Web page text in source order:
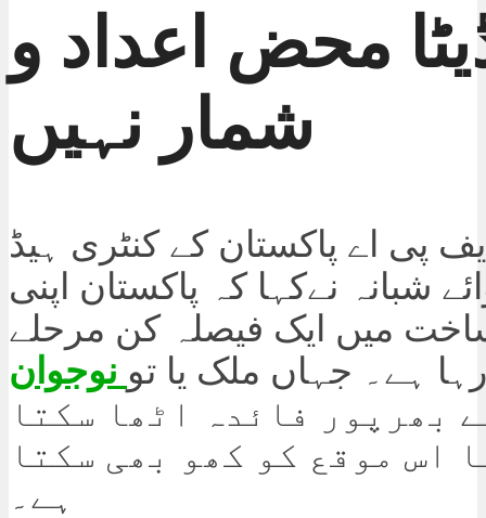
محض اعداد و
شمار نہیں
پی اے پاکستان کے کنٹری ہیڈ
شبانہ نےکہا کہ پاکستان اپنی
ساخت میں ایک فیصلہ کن مرحلے
ہے۔ جہاں ملک یا تو نوجوان
بھرپور فائدہ اٹھا سکتا
اس موقع کو کھو بھی سکتا
ہے۔